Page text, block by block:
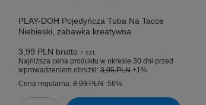
PLAY-DOH Pojedyńcza Tuba Na Tacce
Niebieski, zabawka kreatywna
3,99 PLN brutto / szt.
Najniższa cena produktu w okresie 30 dni przed
wprowadzeniem obniżki: 3,95 PLN +1%
Cena regularna: 8,99 PLN -56%